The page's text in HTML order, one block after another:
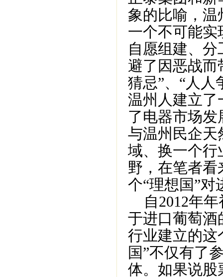
象的比喻，温
一个不可能实
自愿组建、
避了因恶战而
猜忌”、“人人
温州人建立了
了电器市场发
与温州民企天
域、换一个行
野，在笔者
个“理想国”
自2012年年
于进口葡萄酒
行业建立的这
国”不仅有了
体。如果说股